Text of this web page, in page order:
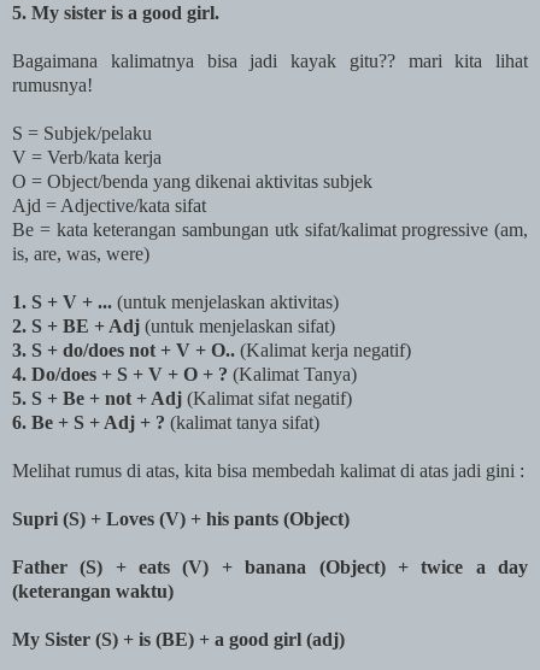
5. My sister is a good girl.
Bagaimana kalimatnya bisa jadi kayak gitu?? mari kita lihat
rumusnya!
S = Subjek/pelaku
V = Verb/kata kerja
O = Object/benda yang dikenai aktivitas subjek
Ajd = Adjective/kata sifat
Be = kata keterangan sambungan utk sifat/kalimat progressive (am,
is, are, was, were)
1. S + V + ... (untuk menjelaskan aktivitas)
2. S + BE + Adj (untuk menjelaskan sifat)
3. S + do/does not + V + O.. (Kalimat kerja negatif)
4. Do/does + S + V + O + ? (Kalimat Tanya)
5. S + Be + not + Adj (Kalimat sifat negatif)
6. Be + S + Adj + ? (kalimat tanya sifat)
Melihat rumus di atas, kita bisa membedah kalimat di atas jadi gini :
Supri (S) + Loves (V) + his pants (Object)
Father (S) + eats (V) + banana (Object) + twice a day
(keterangan waktu)
My Sister (S) + is (BE) + a good girl (adj)